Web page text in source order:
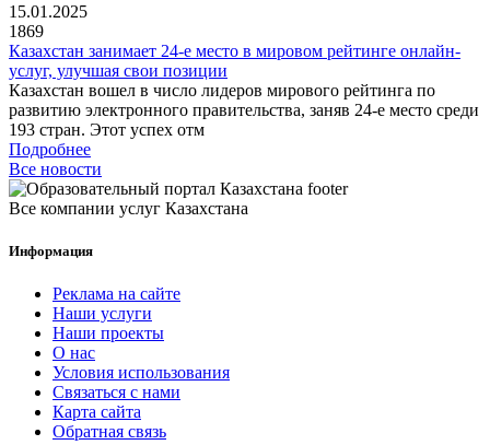
15.01.2025
1869
Казахстан занимает 24-е место в мировом рейтинге онлайн-
услуг, улучшая свои позиции
Казахстан вошел в число лидеров мирового рейтинга по
развитию электронного правительства, заняв 24-е место среди
193 стран. Этот успех отм
Подробнее
Все новости
Все компании услуг Казахстана
Информация
Реклама на сайте
Наши услуги
Наши проекты
О нас
Условия использования
Связаться с нами
Карта сайта
Обратная связь